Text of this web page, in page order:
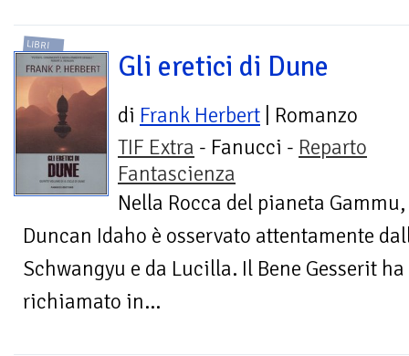
LIBRI
Gli eretici di Dune
di Frank Herbert | Romanzo
TIF Extra - Fanucci - Reparto
Fantascienza
Nella Rocca del pianeta
Duncan Idaho è osservato attentamente
Schwangyu e da Lucilla. Il Bene Gesserit
richiamato in...